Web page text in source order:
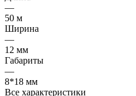
—
50 м
Ширина
—
12 мм
Габариты
—
8*18 мм
Все характеристики